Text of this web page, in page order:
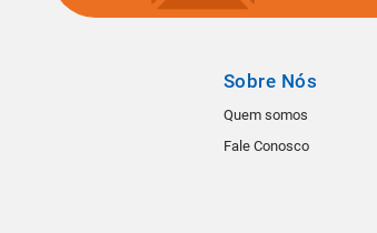
Sobre Nós
Quem somos
Fale Conosco